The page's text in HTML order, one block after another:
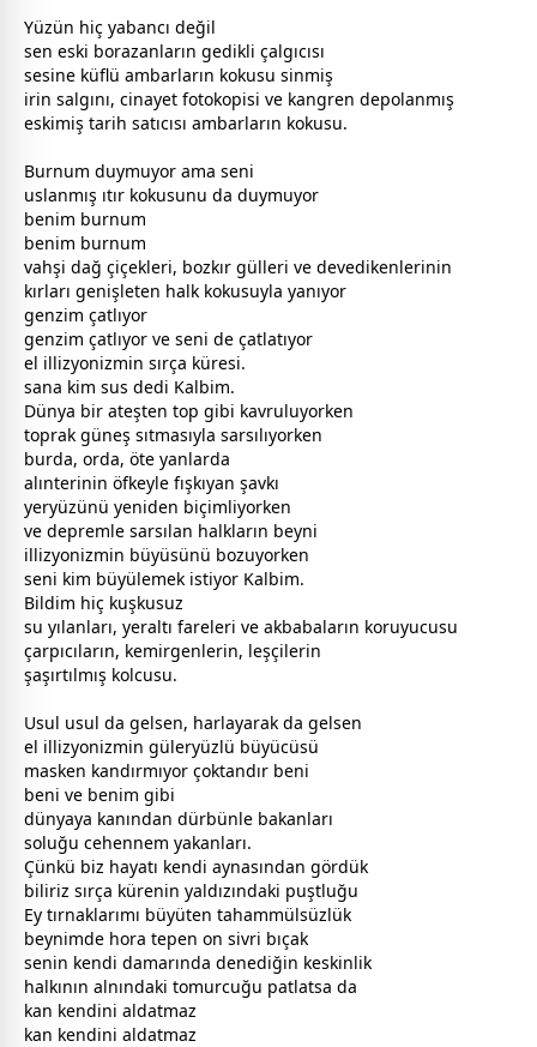
Yüzün hiç yabancı değil
sen eski borazanların gedikli çalgıcısı
sesine küflü ambarların kokusu sinmiş
irin salgını, cinayet fotokopisi ve kangren depolanmış
eskimiş tarih satıcısı ambarların kokusu.
Burnum duymuyor ama seni
uslanmış ıtır kokusunu da duymuyor
benim burnum
benim burnum
vahşi dağ çiçekleri, bozkır gülleri ve devedikenlerinin
kırları genişleten halk kokusuyla yanıyor
genzim çatlıyor
genzim çatlıyor ve seni de çatlatıyor
el illizyonizmin sırça küresi.
sana kim sus dedi Kalbim.
Dünya bir ateşten top gibi kavruluyorken
toprak güneş sıtmasıyla sarsılıyorken
burda, orda, öte yanlarda
alınterinin öfkeyle fışkıyan şavkı
yeryüzünü yeniden biçimliyorken
ve depremle sarsılan halkların beyni
illizyonizmin büyüsünü bozuyorken
seni kim büyülemek istiyor Kalbim.
Bildim hiç kuşkusuz
su yılanları, yeraltı fareleri ve akbabaların koruyucusu
çarpıcıların, kemirgenlerin, leşçilerin
şaşırtılmış kolcusu.
Usul usul da gelsen, harlayarak da gelsen
el illizyonizmin güleryüzlü büyücüsü
masken kandırmıyor çoktandır beni
beni ve benim gibi
dünyaya kanından dürbünle bakanları
soluğu cehennem yakanları.
Çünkü biz hayatı kendi aynasından gördük
biliriz sırça kürenin yaldızındaki puştluğu
Ey tırnaklarımı büyüten tahammülsüzlük
beynimde hora tepen on sivri bıçak
senin kendi damarında denediğin keskinlik
halkının alnındaki tomurcuğu patlatsa da
kan kendini aldatmaz
kan kendini aldatmaz